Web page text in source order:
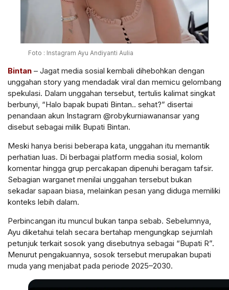
Foto : Instagram Ayu Andiyanti Aulia
Bintan – Jagat media sosial kembali dihebohkan dengan
unggahan story yang mendadak viral dan memicu gelombang
spekulasi. Dalam unggahan tersebut, tertulis kalimat singkat
berbunyi, “Halo bapak bupati Bintan.. sehat?” disertai
penandaan akun Instagram @robykurniawanansar yang
disebut sebagai milik Bupati Bintan.
Meski hanya berisi beberapa kata, unggahan itu memantik
perhatian luas. Di berbagai platform media sosial, kolom
komentar hingga grup percakapan dipenuhi beragam tafsir.
Sebagian warganet menilai unggahan tersebut bukan
sekadar sapaan biasa, melainkan pesan yang diduga memiliki
konteks lebih dalam.
Perbincangan itu muncul bukan tanpa sebab. Sebelumnya,
Ayu diketahui telah secara bertahap mengungkap sejumlah
petunjuk terkait sosok yang disebutnya sebagai “Bupati R”.
Menurut pengakuannya, sosok tersebut merupakan bupati
muda yang menjabat pada periode 2025–2030.